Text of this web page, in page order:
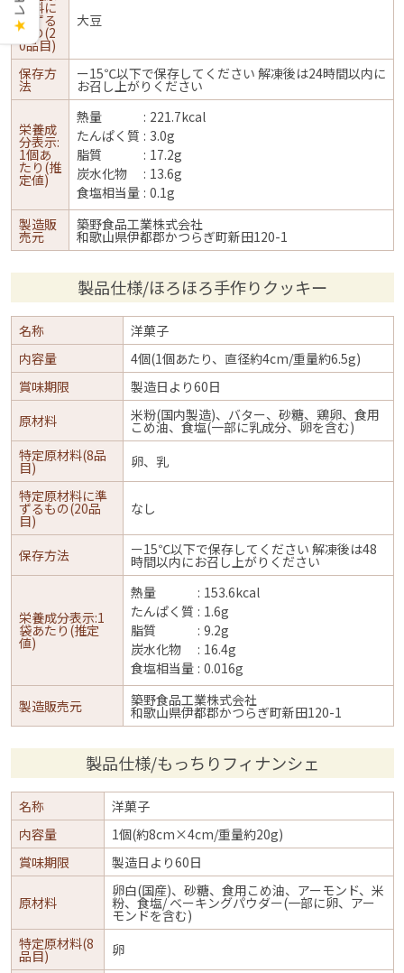
材料に
準ずる
もの(2
0品目)
大豆
保存方
法
ー15℃以下で保存してください 解凍後は24時間以内に
お召し上がりください
栄養成
分表示:
1個あ
たり(推
定値)
熱量
221.7kcal
たんぱく質
3.0g
脂質
17.2g
炭水化物
13.6g
食塩相当量 0.1g
製造販
売元
築野食品工業株式会社
和歌山県伊都郡かつらぎ町新田120-1
製品仕様/ほろほろ手作りクッキー
名称
洋菓子
内容量
4個(1個あたり、直径約4cm/重量約6.5g)
賞味期限
製造日より60日
原材料
米粉(国内製造)、バター、砂糖、鶏卵、食用
こめ油、食塩(一部に乳成分、卵を含む)
特定原材料(8品
目)
卵、乳
特定原材料に準
ずるもの(20品
目)
なし
保存方法 ー15℃以下で保存してください 解凍後は48
時間以内にお召し上がりください
栄養成分表示:1
袋あたり(推定
値)
熱量
153.6kcal
たんぱく質
1.6g
脂質
9.2g
炭水化物
16.4g
食塩相当量 0.016g
製造販売元 築野食品工業株式会社
和歌山県伊都郡かつらぎ町新田120-1
製品仕様/もっちりフィナンシェ
名称
洋菓子
内容量
1個(約8cm×4cm/重量約20g)
賞味期限
製造日より60日
原材料
卵白(国産)、砂糖、食用こめ油、アーモンド、米
粉、食塩/ ベーキングパウダー(一部に卵、アー
モンドを含む)
特定原材料(8
品目)
卵
★